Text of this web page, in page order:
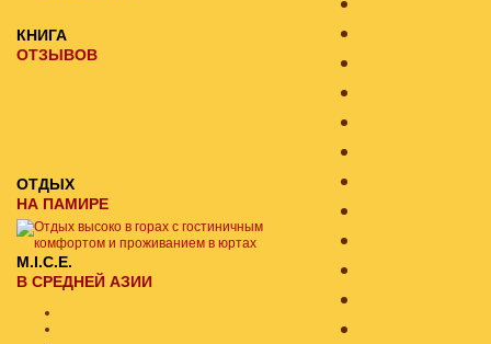
КНИГА
ОТЗЫВОВ
ОТДЫХ
НА ПАМИРЕ
M.I.C.E.
В СРЕДНЕЙ АЗИИ